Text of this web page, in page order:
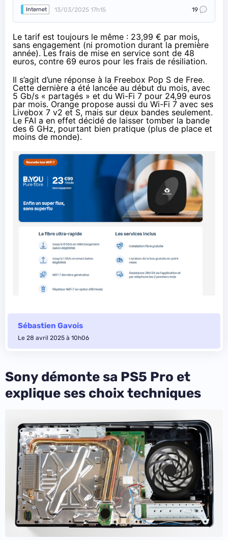
Internet 13/03/2025 17h15 19
Le tarif est toujours le même : 23,99 € par mois,
sans engagement (ni promotion durant la première
année). Les frais de mise en service sont de 48
euros, contre 69 euros pour les frais de résiliation.
Il s’agit d’une réponse à la Freebox Pop S de Free.
Cette dernière a été lancée au début du mois, avec
5 Gb/s « partagés » et du Wi-Fi 7 pour 24,99 euros
par mois. Orange propose aussi du Wi-Fi 7 avec ses
Livebox 7 v2 et S, mais sur deux bandes seulement.
Le FAI a en effet décidé de laisser tomber la bande
des 6 GHz, pourtant bien pratique (plus de place et
moins de monde).
Sébastien Gavois
Le 28 avril 2025 à 10h06
Sony démonte sa PS5 Pro et
explique ses choix techniques